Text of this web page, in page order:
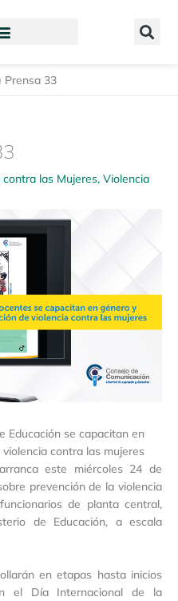
Prensa 33
contra las Mujeres, Violencia
Educación se capacitan en
contra las mujeres
este miércoles 24 de
prevención de la violencia
de planta central,
de Educación, a escala
en etapas hasta inicios
el Día Internacional de la